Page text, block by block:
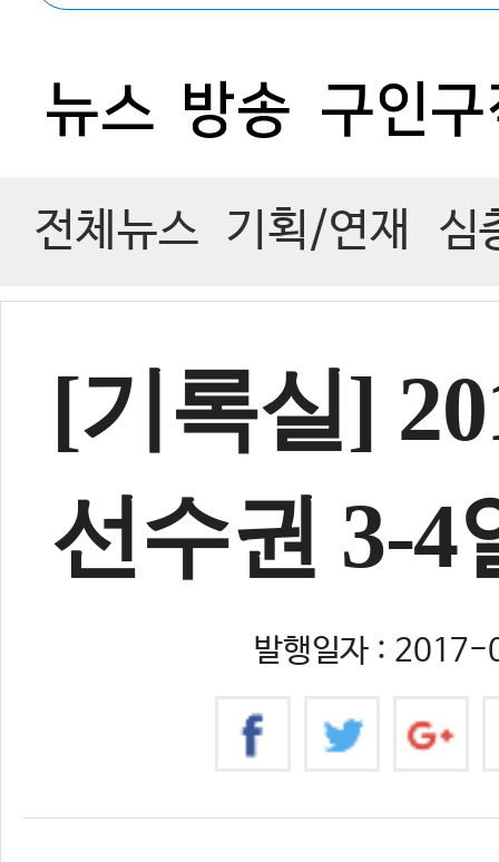
뉴스 방송 구인
전체뉴스 기획/연재 심
[기록실]
선수권 3-4
발행일자 :